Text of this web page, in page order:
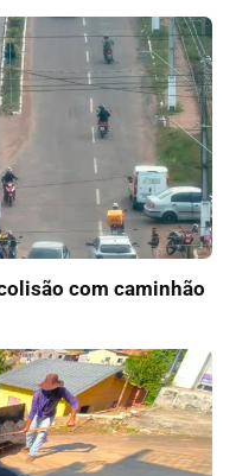
com caminhão